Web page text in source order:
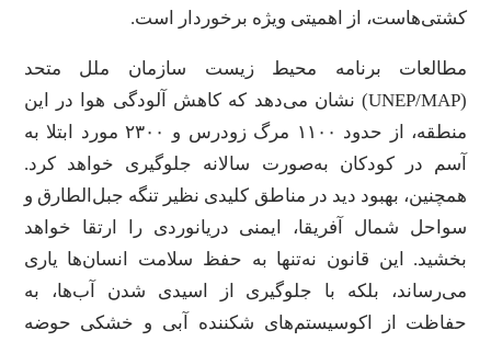
کشتی‌هاست، از اهمیتی ویژه برخوردار است.
مطالعات برنامه محیط زیست سازمان ملل متحد
(UNEP/MAP) نشان می‌دهد که کاهش آلودگی هوا در این
منطقه، از حدود ۱۱۰۰ مرگ زودرس و ۲۳۰۰ مورد ابتلا به
آسم در کودکان به‌صورت سالانه جلوگیری خواهد کرد.
همچنین، بهبود دید در مناطق کلیدی نظیر تنگه جبل‌الطارق و
سواحل شمال آفریقا، ایمنی دریانوردی را ارتقا خواهد
بخشید. این قانون نه‌تنها به حفظ سلامت انسان‌ها یاری
می‌رساند، بلکه با جلوگیری از اسیدی شدن آب‌ها، به
حفاظت از اکوسیستم‌های شکننده آبی و خشکی حوضه